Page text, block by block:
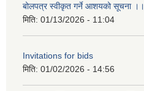
बोलपत्र स्वीकृत गर्ने आशयको सूचना ।।
मिति: 01/13/2026 - 11:04
Invitations for bids
मिति: 01/02/2026 - 14:56